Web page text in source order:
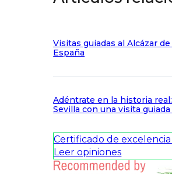
Visitas guiadas al Alcázar
España
Adéntrate en la historia
Sevilla con una visita
Certificado de
Leer opiniones